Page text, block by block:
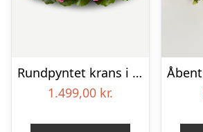
Rundpyntet krans i klassisk stil – pink
1.499,00 kr.